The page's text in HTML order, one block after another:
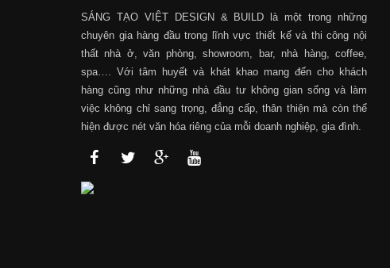
SÁNG TẠO VIỆT DESIGN & BUILD là một trong những
chuyên gia hàng đầu trong lĩnh vực thiết kế và thi công nội
thất nhà ở, văn phòng, showroom, bar, nhà hàng, coffee,
spa…. Với tâm huyết và khát khao mang đến cho khách
hàng cũng như những nhà đầu tư không gian sống và làm
việc không chỉ sang trọng, đẳng cấp, thân thiện mà còn thể
hiện được nét văn hóa riêng của mỗi doanh nghiệp, gia đình.